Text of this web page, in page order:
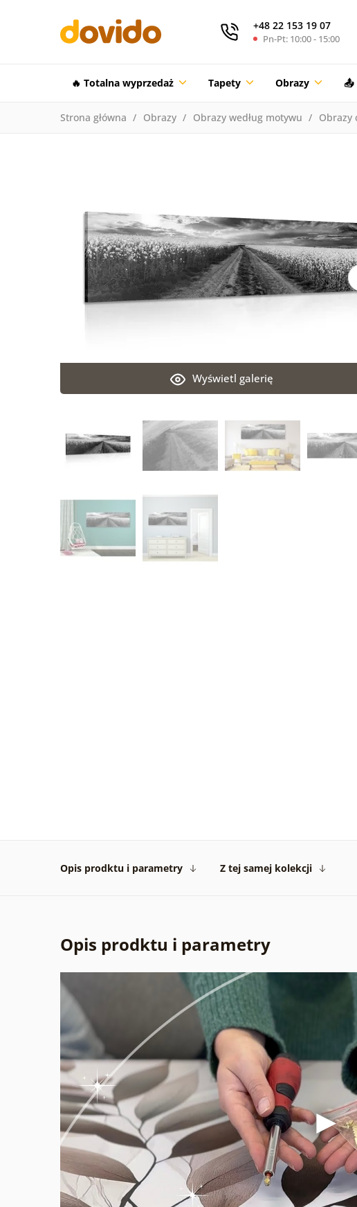
+48 22 153 19 07
Pn-Pt: 10:00 - 15:00
🔥 Totalna wyprzedaż Tapety Obrazy
Strona główna Obrazy Obrazy według motywu Obrazy
Wyświetl galerię
Opis prodktu i parametry Z tej samej kolekcji
Opis prodktu i parametry